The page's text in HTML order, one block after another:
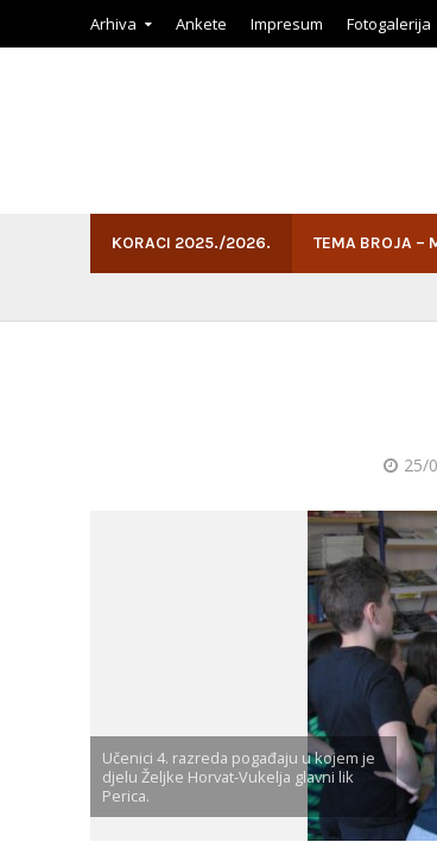
Arhiva Ankete Impresum Fotogalerija
KORACI 2025./2026. TEMA BROJA –
25/
Učenici 4. razreda pogađaju u kojem je
djelu Željke Horvat-Vukelja glavni lik
Perica.